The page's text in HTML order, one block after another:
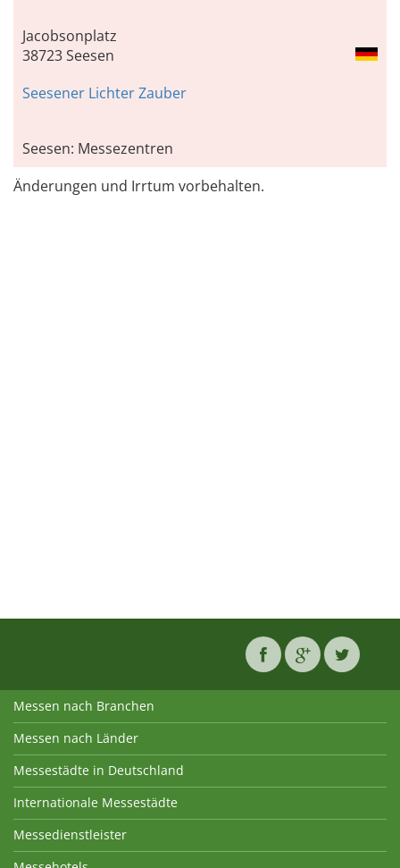
Jacobsonplatz
38723 Seesen
Seesener Lichter Zauber
Seesen: Messezentren
Änderungen und Irrtum vorbehalten.
Messen nach Branchen
Messen nach Länder
Messestädte in Deutschland
Internationale Messestädte
Messedienstleister